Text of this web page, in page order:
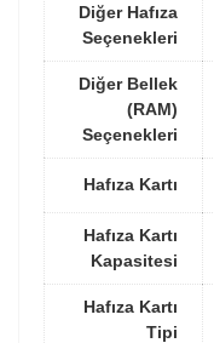
Diğer Hafıza
Seçenekleri
Diğer Bellek
(RAM)
Seçenekleri
Hafıza Kartı
Hafıza Kartı
Kapasitesi
Hafıza Kartı
Tipi